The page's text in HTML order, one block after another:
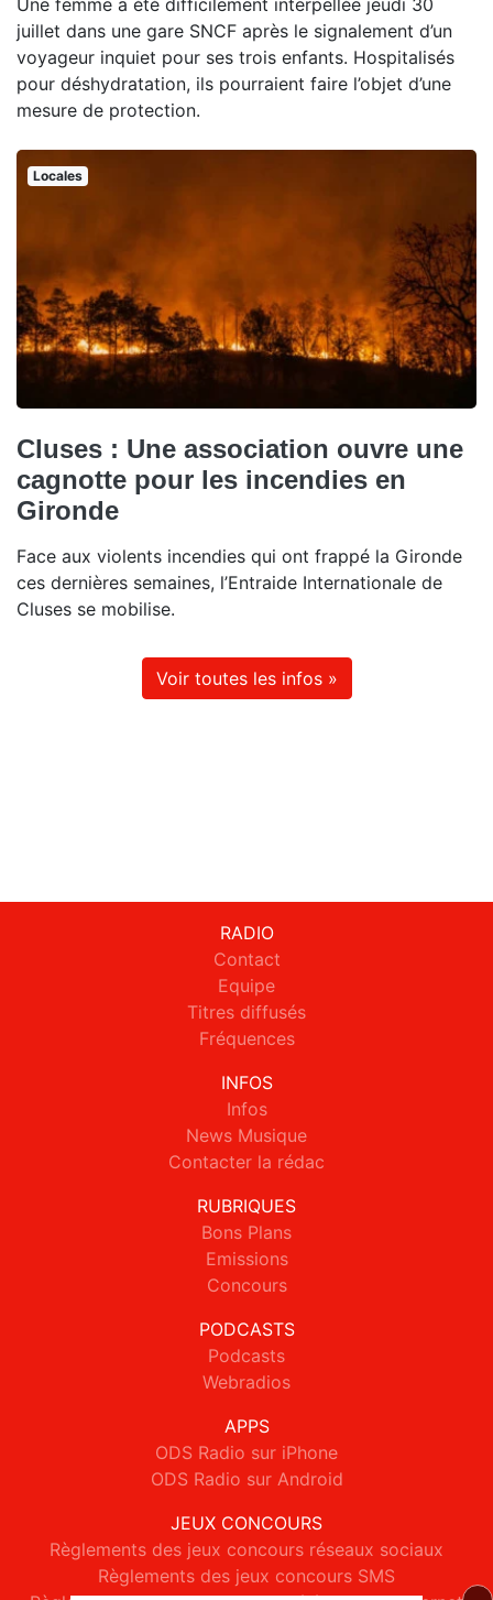
Une femme a été difficilement interpellée jeudi 30
juillet dans une gare SNCF après le signalement d’un
voyageur inquiet pour ses trois enfants. Hospitalisés
pour déshydratation, ils pourraient faire l’objet d’une
mesure de protection.
Locales
Cluses : Une association ouvre une
cagnotte pour les incendies en
Gironde
Face aux violents incendies qui ont frappé la Gironde
ces dernières semaines, l’Entraide Internationale de
Cluses se mobilise.
Voir toutes les infos »
RADIO
Contact
Equipe
Titres diffusés
Fréquences
INFOS
Infos
News Musique
Contacter la rédac
RUBRIQUES
Bons Plans
Emissions
Concours
PODCASTS
Podcasts
Webradios
APPS
ODS Radio sur iPhone
ODS Radio sur Android
JEUX CONCOURS
Règlements des jeux concours réseaux sociaux
Règlements des jeux concours SMS